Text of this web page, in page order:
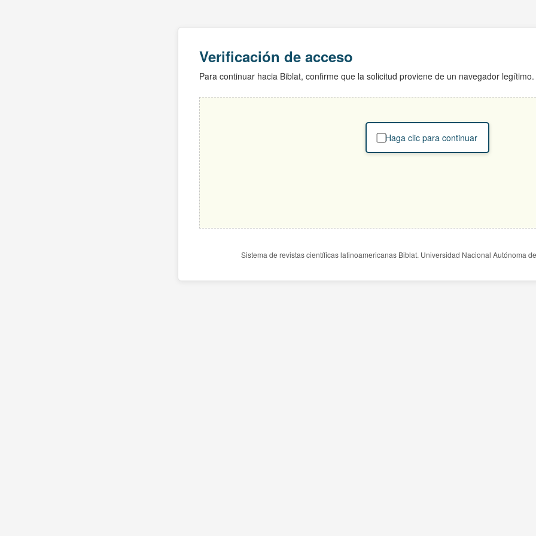
Verificación de acceso
Para continuar hacia Biblat, confirme que la solicitud proviene de un navegador legítimo.
Haga clic para continuar
Sistema de revistas científicas latinoamericanas Biblat. Universidad Nacional Autónoma